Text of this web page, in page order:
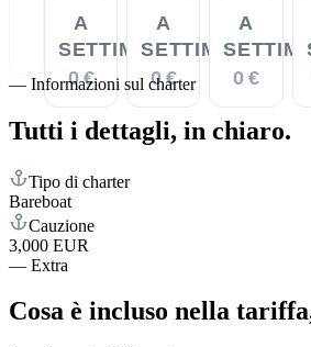
A
SETTIMANA
0 €
A
SETTIMANA
0 €
A
0 €
— Informazioni sul charter
Tutti i dettagli, in chiaro.
Tipo di charter
Bareboat
Cauzione
3,000 EUR
— Extra
Cosa è incluso nella